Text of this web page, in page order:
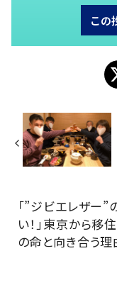
この
「”ジビエレザー
い！」東京から移
の命と向き合う理